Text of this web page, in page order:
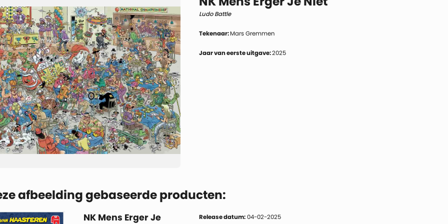
Ludo Battle
Tekenaar:Mars Gremmen
Jaar van eerste uitgave:2025
afbeelding gebaseerde producten:
NK Mens Erger Je Release datum: 04-02-2025